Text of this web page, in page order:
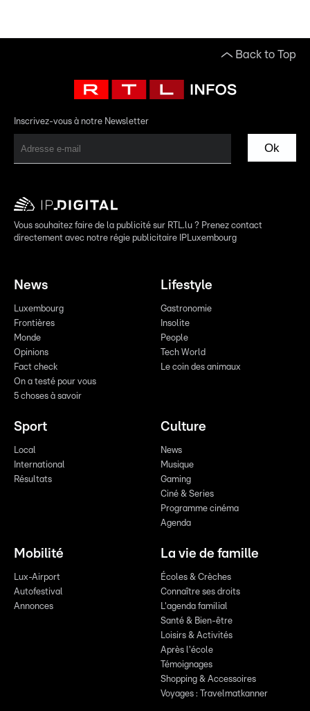
Back to Top
Inscrivez-vous à notre Newsletter
Ok
Vous souhaitez faire de la publicité sur RTL.lu ? Prenez contact
directement avec notre régie publicitaire IPLuxembourg
News
Luxembourg
Frontières
Monde
Opinions
Fact check
On a testé pour vous
5 choses à savoir
Lifestyle
Gastronomie
Insolite
People
Tech World
Le coin des animaux
Sport
Local
International
Résultats
Culture
News
Musique
Gaming
Ciné & Series
Programme cinéma
Agenda
Mobilité
Lux-Airport
Autofestival
Annonces
La vie de famille
Écoles & Crèches
Connaître ses droits
L'agenda familial
Santé & Bien-être
Loisirs & Activités
Après l'école
Témoignages
Shopping & Accessoires
Voyages : Travelmatkanner